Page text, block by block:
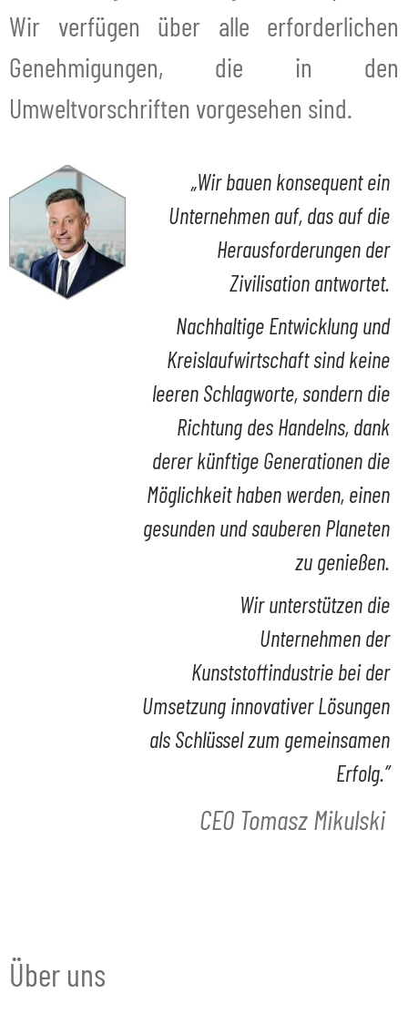
Wir verfügen über alle erforderlichen
Genehmigungen, die in den
Umweltvorschriften vorgesehen sind.
„Wir bauen konsequent ein
Unternehmen auf, das auf die
Herausforderungen der
Zivilisation antwortet.
Nachhaltige Entwicklung und
Kreislaufwirtschaft sind keine
leeren Schlagworte, sondern die
Richtung des Handelns, dank
derer künftige Generationen die
Möglichkeit haben werden, einen
gesunden und sauberen Planeten
zu genießen.
Wir unterstützen die
Unternehmen der
Kunststoffindustrie bei der
Umsetzung innovativer Lösungen
als Schlüssel zum gemeinsamen
Erfolg.”
CEO Tomasz Mikulski
Über uns